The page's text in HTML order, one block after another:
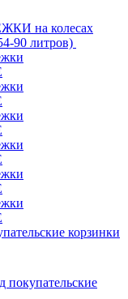
на колесах
90 литров)
корзинки